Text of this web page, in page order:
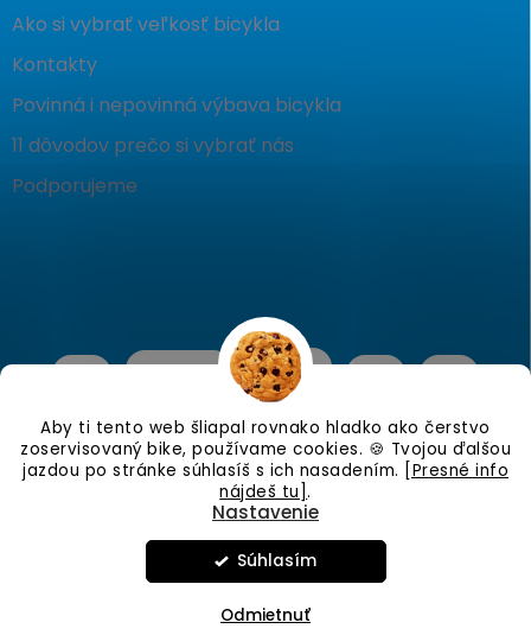
Aby ti tento web šliapal rovnako hladko ako čerstvo
zoservisovaný bike, používame cookies. 🍪 Tvojou ďalšou
jazdou po stránke súhlasíš s ich nasadením. [Presné info
nájdeš tu].
Nastavenie
Odmietnuť
Súhlasím
Ako si vybrať veľkosť bicykla
Kontakty
Povinná i nepovinná výbava bicykla
11 dôvodov prečo si vybrať nás
Podporujeme
Vytvoril Shoptet
nastavenie cookies